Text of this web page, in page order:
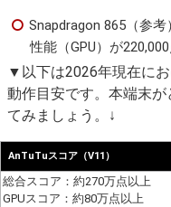
Snapdragon 865（参
性能（GPU）が
▼以下は2026年現在に
動作目安です。本端末
てみましょう。↓
AnTuTuスコア（V11）
総合スコア：約270万点以上
GPUスコア：約80万点以上